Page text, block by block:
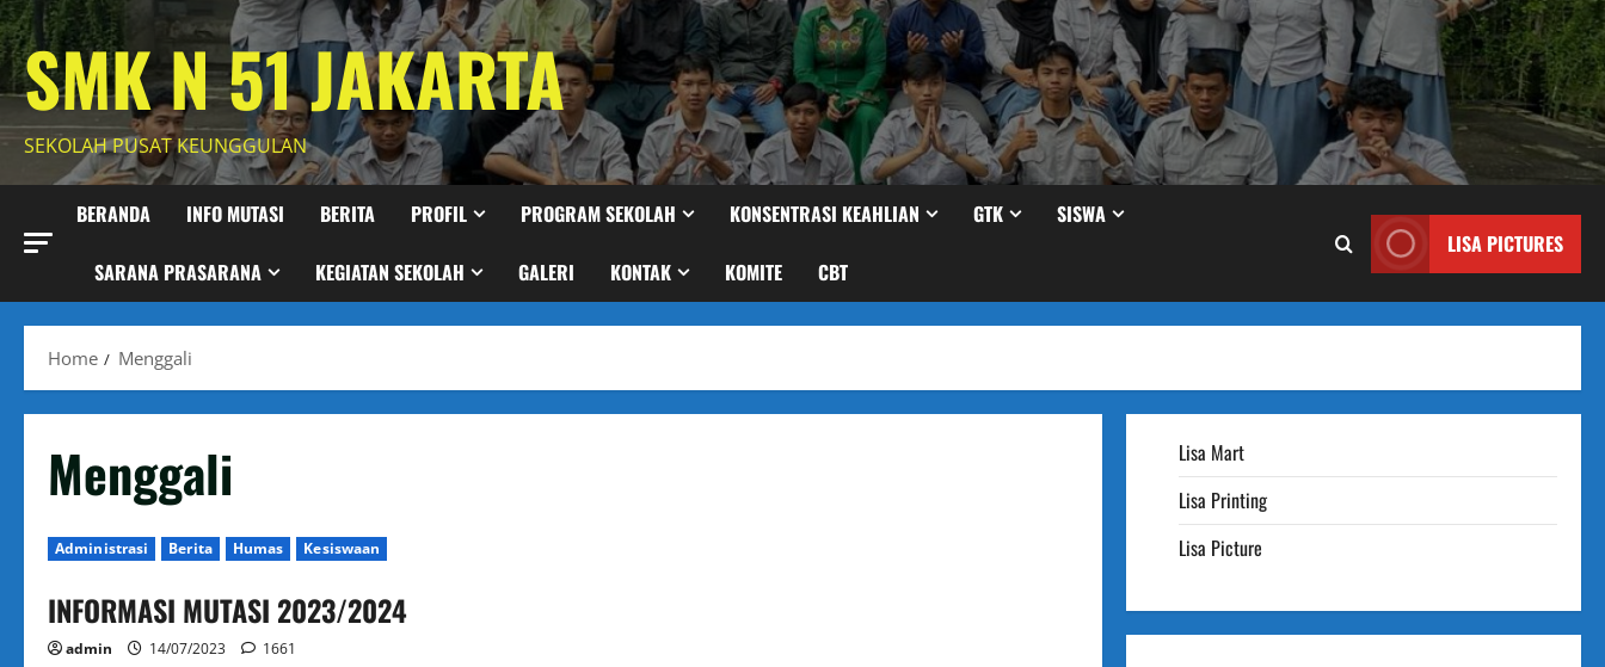
Skip
to
content
SMK N 51 JAKARTA
SEKOLAH PUSAT KEUNGGULAN
BERANDA INFO MUTASI BERITA PROFIL PROGRAM SEKOLAH KONSENTRASI KEAHLIAN GTK SISWA
SARANA PRASARANA KEGIATAN SEKOLAH GALERI KONTAK KOMITE CBT
LISA PICTURES
Home Menggali
Menggali
Administrasi Berita Humas Kesiswaan
INFORMASI MUTASI 2023/2024
admin 14/07/2023 1661
Lisa Mart
Lisa Printing
Lisa Picture